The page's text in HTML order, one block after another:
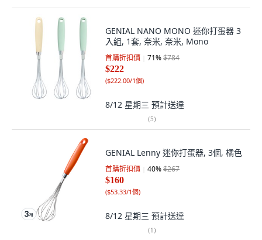
GENIAL NANO MONO 迷你打蛋器 3
入組, 1套, 奈米, 奈米, Mono
首購折扣價 71%$784
$222
($222.00/1個)
8/12 星期三 預計送達
(5)
GENIAL Lenny 迷你打蛋器, 3個, 橘色
首購折扣價 40%$267
$160
($53.33/1個)
8/12 星期三 預計送達
(1)